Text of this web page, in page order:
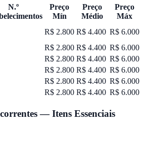
N.º
Preço
Mín
Preço
Médio
Preço
Máx
R$ 2.800 R$ 4.400 R$ 6.000
R$ 2.800 R$ 4.400 R$ 6.000
R$ 2.800 R$ 4.400 R$ 6.000
R$ 2.800 R$ 4.400 R$ 6.000
R$ 2.800 R$ 4.400 R$ 6.000
R$ 2.800 R$ 4.400 R$ 6.000
— Itens Essenciais